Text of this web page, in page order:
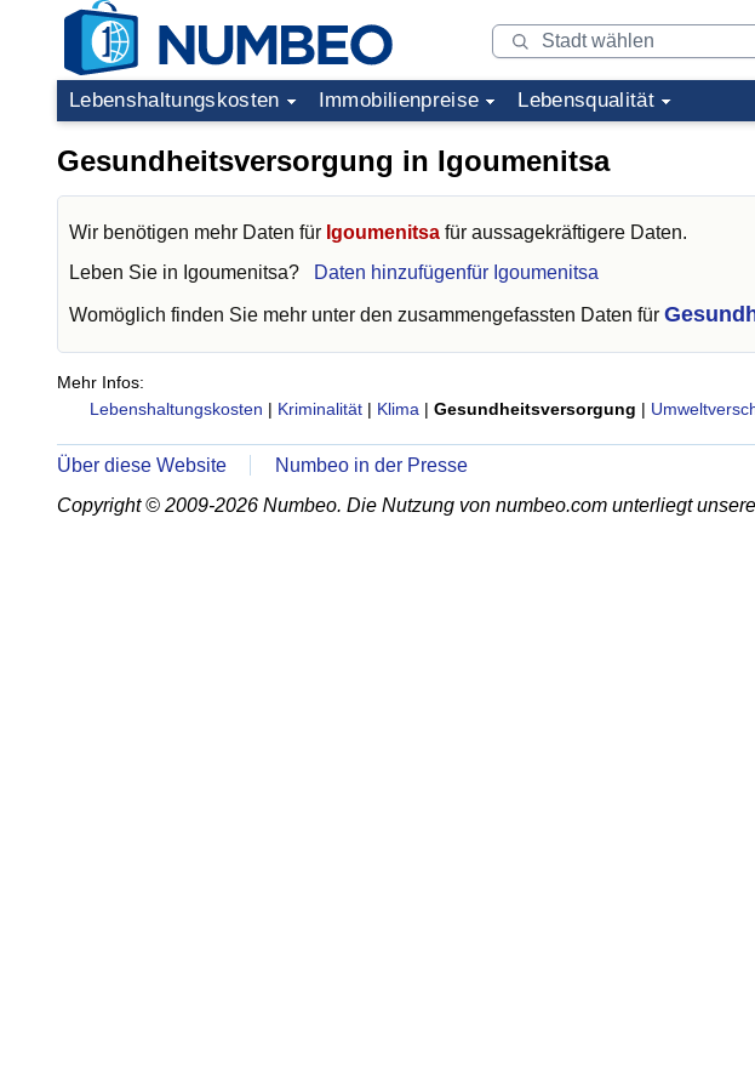
Lebenshaltungskosten Immobilienpreise Lebensqualität
Gesundheitsversorgung in Igoumenitsa
Wir benötigen mehr Daten für Igoumenitsa für aussagekräftigere Daten.
Leben Sie in Igoumenitsa? Daten hinzufügenfür Igoumenitsa
Womöglich finden Sie mehr unter den zusammengefassten Daten für
Mehr Infos:
Lebenshaltungskosten | Kriminalität | Klima | Gesundheitsversorgung |
Über diese Website
Numbeo in der Presse
Copyright © 2009-2026 Numbeo. Die Nutzung von numbeo.com unterliegt